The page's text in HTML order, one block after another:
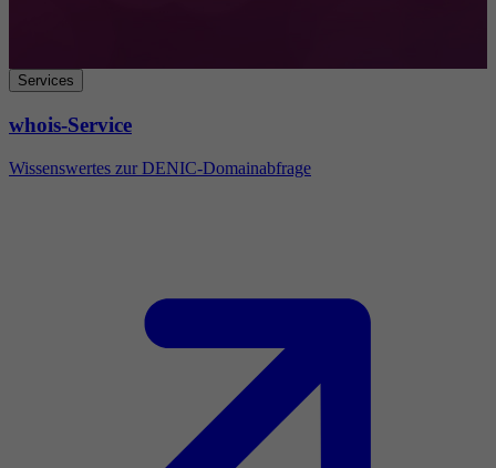
Services
whois-Service
Wissenswertes zur DENIC-Domainabfrage